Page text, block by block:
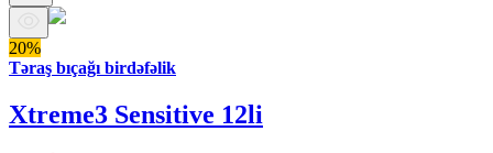
20%
Təraş bıçağı birdəfəlik
Xtreme3 Sensitive 12li